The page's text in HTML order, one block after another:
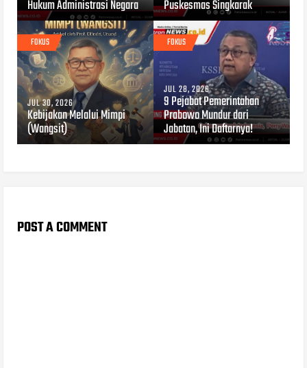
Hukum Administrasi Negara Puskesmas Singkarak
FOKUS
JUL 30, 2026
Kebijakan Melalui Mimpi
(Wangsit)
FOKUS
JUL 28, 2026
9 Pejabat Pemerintahan
Prabowo Mundur dari
Jabatan, Ini Daftarnya!
POST A COMMENT